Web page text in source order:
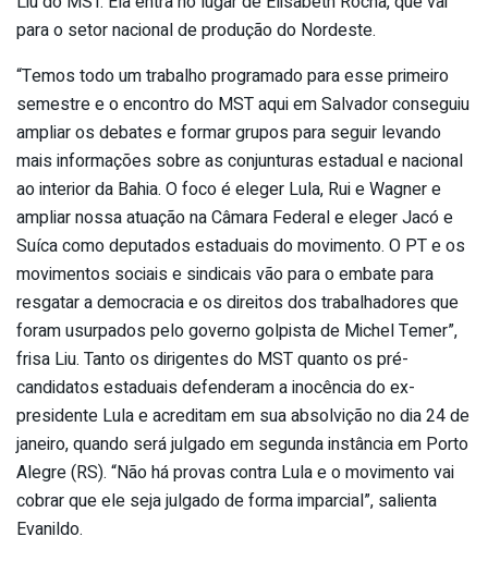
para o setor nacional de produção do Nordeste.
“Temos todo um trabalho programado para esse primeiro
semestre e o encontro do MST aqui em Salvador conseguiu
ampliar os debates e formar grupos para seguir levando
mais informações sobre as conjunturas estadual e nacional
ao interior da Bahia. O foco é eleger Lula, Rui e Wagner e
ampliar nossa atuação na Câmara Federal e eleger Jacó e
Suíca como deputados estaduais do movimento. O PT e os
movimentos sociais e sindicais vão para o embate para
resgatar a democracia e os direitos dos trabalhadores que
foram usurpados pelo governo golpista de Michel Temer”,
frisa Liu. Tanto os dirigentes do MST quanto os pré-
candidatos estaduais defenderam a inocência do ex-
presidente Lula e acreditam em sua absolvição no dia 24 de
janeiro, quando será julgado em segunda instância em Porto
Alegre (RS). “Não há provas contra Lula e o movimento vai
cobrar que ele seja julgado de forma imparcial”, salienta
Evanildo.